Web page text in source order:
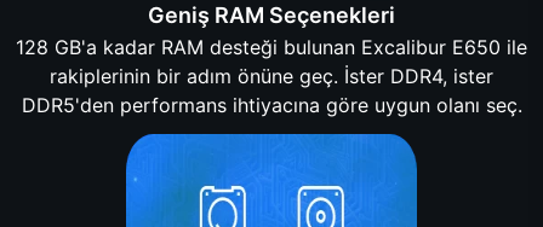
Geniş RAM Seçenekleri
128 GB'a kadar RAM desteği bulunan Excalibur E650 ile
rakiplerinin bir adım önüne geç. İster DDR4, ister
DDR5'den performans ihtiyacına göre uygun olanı seç.